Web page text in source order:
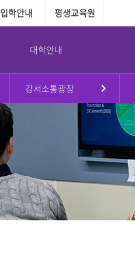
입학안내 평생교육원
대학안내
강서소통광장